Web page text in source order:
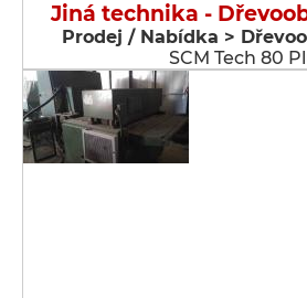
Jiná technika -
Prodej / Nabídka >
SCM Tech 80